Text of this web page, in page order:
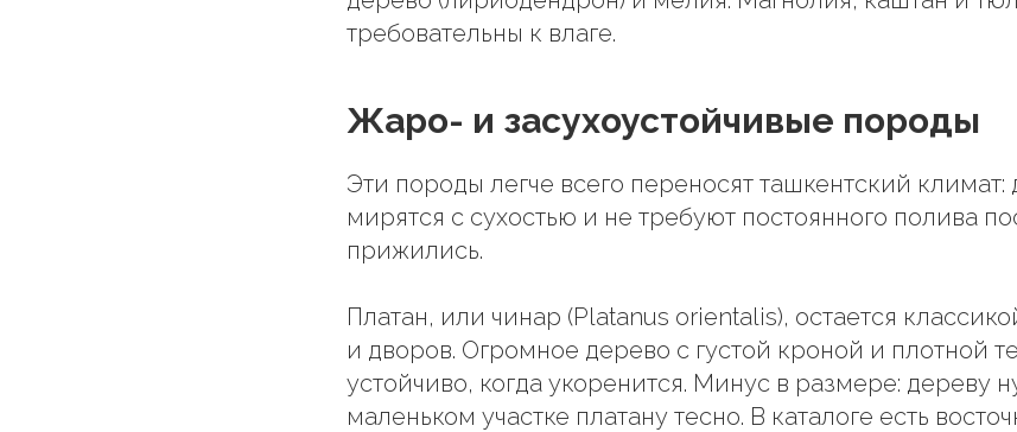
требовательны к влаге.
Жаро- и засухоустойчивые породы
Эти породы легче всего переносят ташкентский
мирятся с сухостью и не требуют постоянного полива
прижились.
Платан, или чинар (Platanus orientalis), остается
и дворов. Огромное дерево с густой кроной и плотной
устойчиво, когда укоренится. Минус в размере: дереву
маленьком участке платану тесно. В каталоге есть